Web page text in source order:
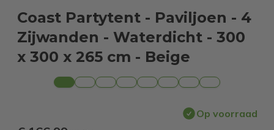
Coast Partytent - Paviljoen - 4
Zijwanden - Waterdicht - 300
x 300 x 265 cm - Beige
Op voorraad